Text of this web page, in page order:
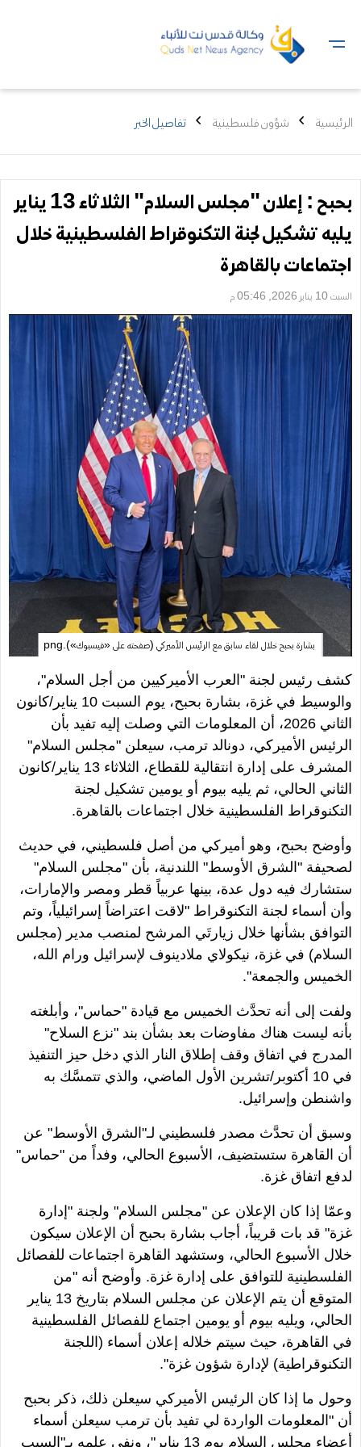
الرئيسية شؤون فلسطينية تفاصيل الخبر
بحبح : إعلان "مجلس السلام" الثلاثاء 13 يناير
يليه تشكيل لجنة التكنوقراط الفلسطينية خلال
اجتماعات بالقاهرة
السبت 10 يناير 2026, 05:46 م
بشارة بحبح خلال لقاء سابق مع الرئيس الأميركي (صفحته على «فيسبوك»).png
كشف رئيس لجنة " العرب الأميركيين من أجل السلام"،
والوسيط في غزة، بشارة بحبح، يوم السبت 10 يناير/كانون
الثاني 2026، أن المعلومات التي وصلت إليه تفيد بأن
الرئيس الأميركي، دونالد ترمب، سيعلن "مجلس السلام"
المشرف على إدارة انتقالية للقطاع، الثلاثاء 13 يناير/كانون
الثاني الحالي، ثم يليه بيوم أو يومين تشكيل لجنة
التكنوقراط الفلسطينية خلال اجتماعات بالقاهرة.
وأوضح بحبح، وهو أميركي من أصل فلسطيني، في حديث
لصحيفة " الشرق الأوسط" اللندنية، بأن "مجلس السلام"
ستشارك فيه دول عدة، بينها عربياً قطر ومصر والإمارات،
وأن أسماء لجنة التكنوقراط "لاقت اعتراضاً إسرائيلياً، وتم
التوافق بشأنها خلال زيارتَي المرشح لمنصب مدير (مجلس
السلام) في غزة، نيكولاي ملادينوف لإسرائيل ورام الله،
الخميس والجمعة".
ولفت إلى أنه تحدَّث الخميس مع قيادة "حماس"، وأبلغته
بأنه ليست هناك مفاوضات بعد بشأن بند "نزع السلاح"
المدرج في اتفاق وقف إطلاق النار الذي دخل حيز التنفيذ
في 10 أكتوبر/تشرين الأول الماضي، والذي تتمسَّك به
واشنطن وإسرائيل.
وسبق أن تحدَّث مصدر فلسطيني لـ" الشرق الأوسط" عن
أن القاهرة ستستضيف، الأسبوع الحالي، وفداً من "حماس"
لدفع اتفاق غزة.
وعمّا إذا كان الإعلان عن "مجلس السلام" ولجنة " إدارة
غزة" قد بات قريباً، أجاب بشارة بحبح أن الإعلان سيكون
خلال الأسبوع الحالي، وستشهد القاهرة اجتماعات للفصائل
الفلسطينية للتوافق على إدارة غزة. وأوضح أنه "من
المتوقع أن يتم الإعلان عن مجلس السلام بتاريخ 13 يناير
الحالي، ويليه بيوم أو يومين اجتماع للفصائل الفلسطينية
في القاهرة، حيث سيتم خلاله إعلان أسماء (اللجنة
التكنوقراطية) لإدارة شؤون غزة".
وحول ما إذا كان الرئيس الأميركي سيعلن ذلك، ذكر بحبح
أن " المعلومات الواردة لي تفيد بأن ترمب سيعلن أسماء
أعضاء مجلس السلام يوم 13 يناير
"، ونفى علمه بـ" السبب